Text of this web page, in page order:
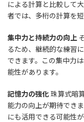
による計算と比較して
者では、多桁の計算を
集中力と持続力の向上
るため、継続的な練習
できます。この集中力
能性があります。
記憶力の強化珠算式暗
能力の向上が期待でき
にも活用できる可能性が